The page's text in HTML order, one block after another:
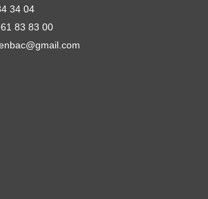
34 04
83 83 00